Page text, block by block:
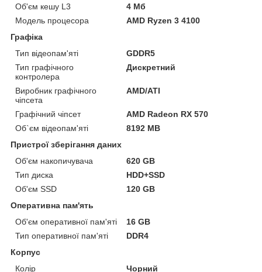
Об'єм кешу L3
4 Мб
Модель процесора
AMD Ryzen 3 4100
Графіка
Тип відеопам'яті
GDDR5
Тип графічного
контролера
Дискретний
Виробник графічного
чіпсета
AMD/ATI
Графічний чіпсет
AMD Radeon RX 570
Об`єм відеопам'яті
8192 MB
Пристрої зберігання даних
Об'єм накопичувача
620 GB
Тип диска
HDD+SSD
Об'єм SSD
120 GB
Оперативна пам'ять
Об'єм оперативної пам'яті
16 GB
Тип оперативної пам'яті
DDR4
Корпус
Колір
Чорний